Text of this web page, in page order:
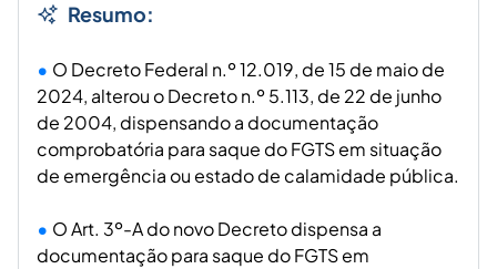
Resumo:
O Decreto Federal n.º 12.019, de 15 de maio de
2024, alterou o Decreto n.º 5.113, de 22 de junho
de 2004, dispensando a documentação
comprobatória para saque do FGTS em situação
de emergência ou estado de calamidade pública.
O Art. 3º-A do novo Decreto dispensa a
documentação para saque do FGTS em